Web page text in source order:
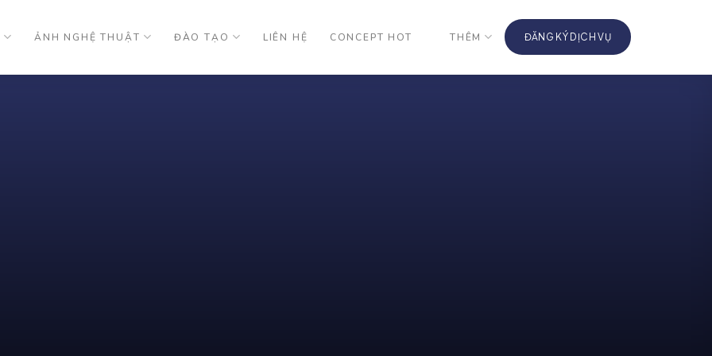
ẢNH NGHỆ THUẬT ĐÀO TẠO LIÊN HỆ CONCEPT HOT THÊM ĐĂNG KÝ DỊCH VỤ